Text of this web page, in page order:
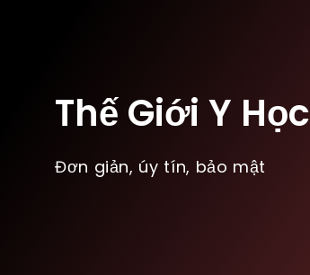
Thế Giới Y Học
Đơn giản, úy tín, bảo mật